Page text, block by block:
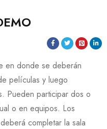
en donde se deberán
películas y luego
Pueden participar dos o
o en equipos. Los
completar la sala